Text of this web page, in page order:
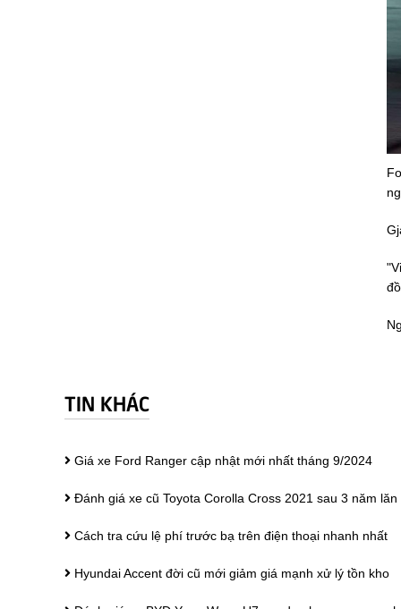
TIN KHÁC
Giá xe Ford Ranger cập nhật mới nhất tháng 9/2024
Đánh giá xe cũ Toyota Corolla Cross 2021 sau 3 năm lăn
Cách tra cứu lệ phí trước bạ trên điện thoại nhanh nhất
Hyundai Accent đời cũ mới giảm giá mạnh xử lý tồn kho